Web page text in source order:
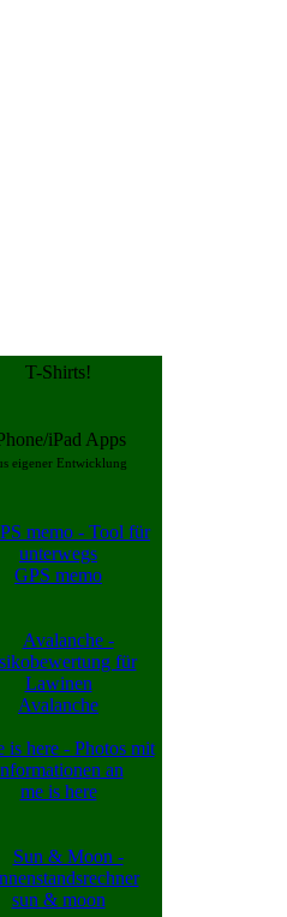
T-Shirts!
iPad Apps
eigener Entwicklung
GPS memo
Avalanche
me is here
sun & moon